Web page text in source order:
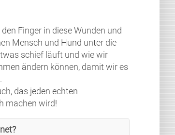
Finger in diese Wunden und
Mensch und Hund unter die
schief läuft und wie wir
ändern können, damit wir es
das jeden echten
machen wird!